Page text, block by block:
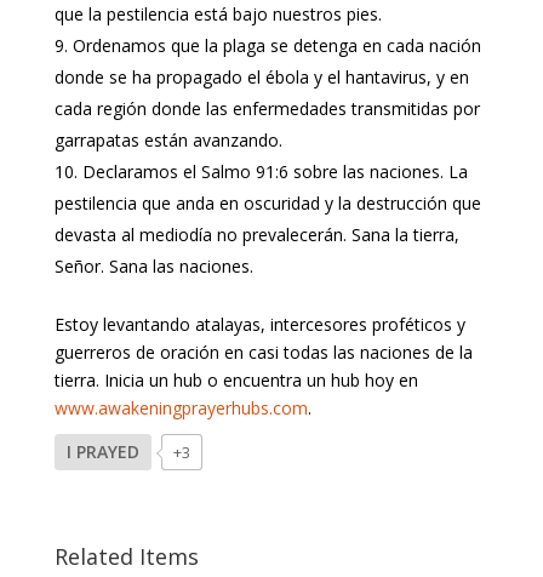
que la pestilencia está bajo nuestros pies.
Ordenamos que la plaga se detenga en cada nación
donde se ha propagado el ébola y el hantavirus, y en
cada región donde las enfermedades transmitidas por
garrapatas están avanzando.
Declaramos el Salmo 91:6 sobre las naciones. La
pestilencia que anda en oscuridad y la destrucción que
devasta al mediodía no prevalecerán. Sana la tierra,
Señor. Sana las naciones.
Estoy levantando atalayas, intercesores proféticos y
guerreros de oración en casi todas las naciones de la
tierra. Inicia un hub o encuentra un hub hoy en
www.awakeningprayerhubs.com.
I PRAYED
+3
Related Items